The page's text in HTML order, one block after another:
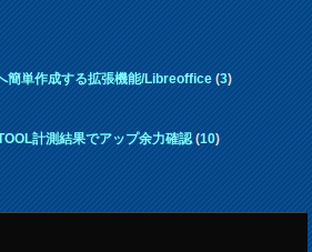
簡単作成する拡張機能/Libreoffice(3)
計測結果でアップ余力確認(10)